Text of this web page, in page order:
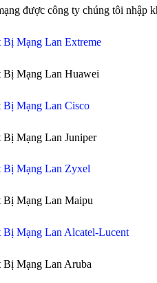
được công ty chúng tôi nhập
Bị Mạng Lan Extreme
Bị Mạng Lan Huawei
Bị Mạng Lan Cisco
Bị Mạng Lan Juniper
Bị Mạng Lan Zyxel
Bị Mạng Lan Maipu
Bị Mạng Lan Alcatel-Lucent
Bị Mạng Lan Aruba